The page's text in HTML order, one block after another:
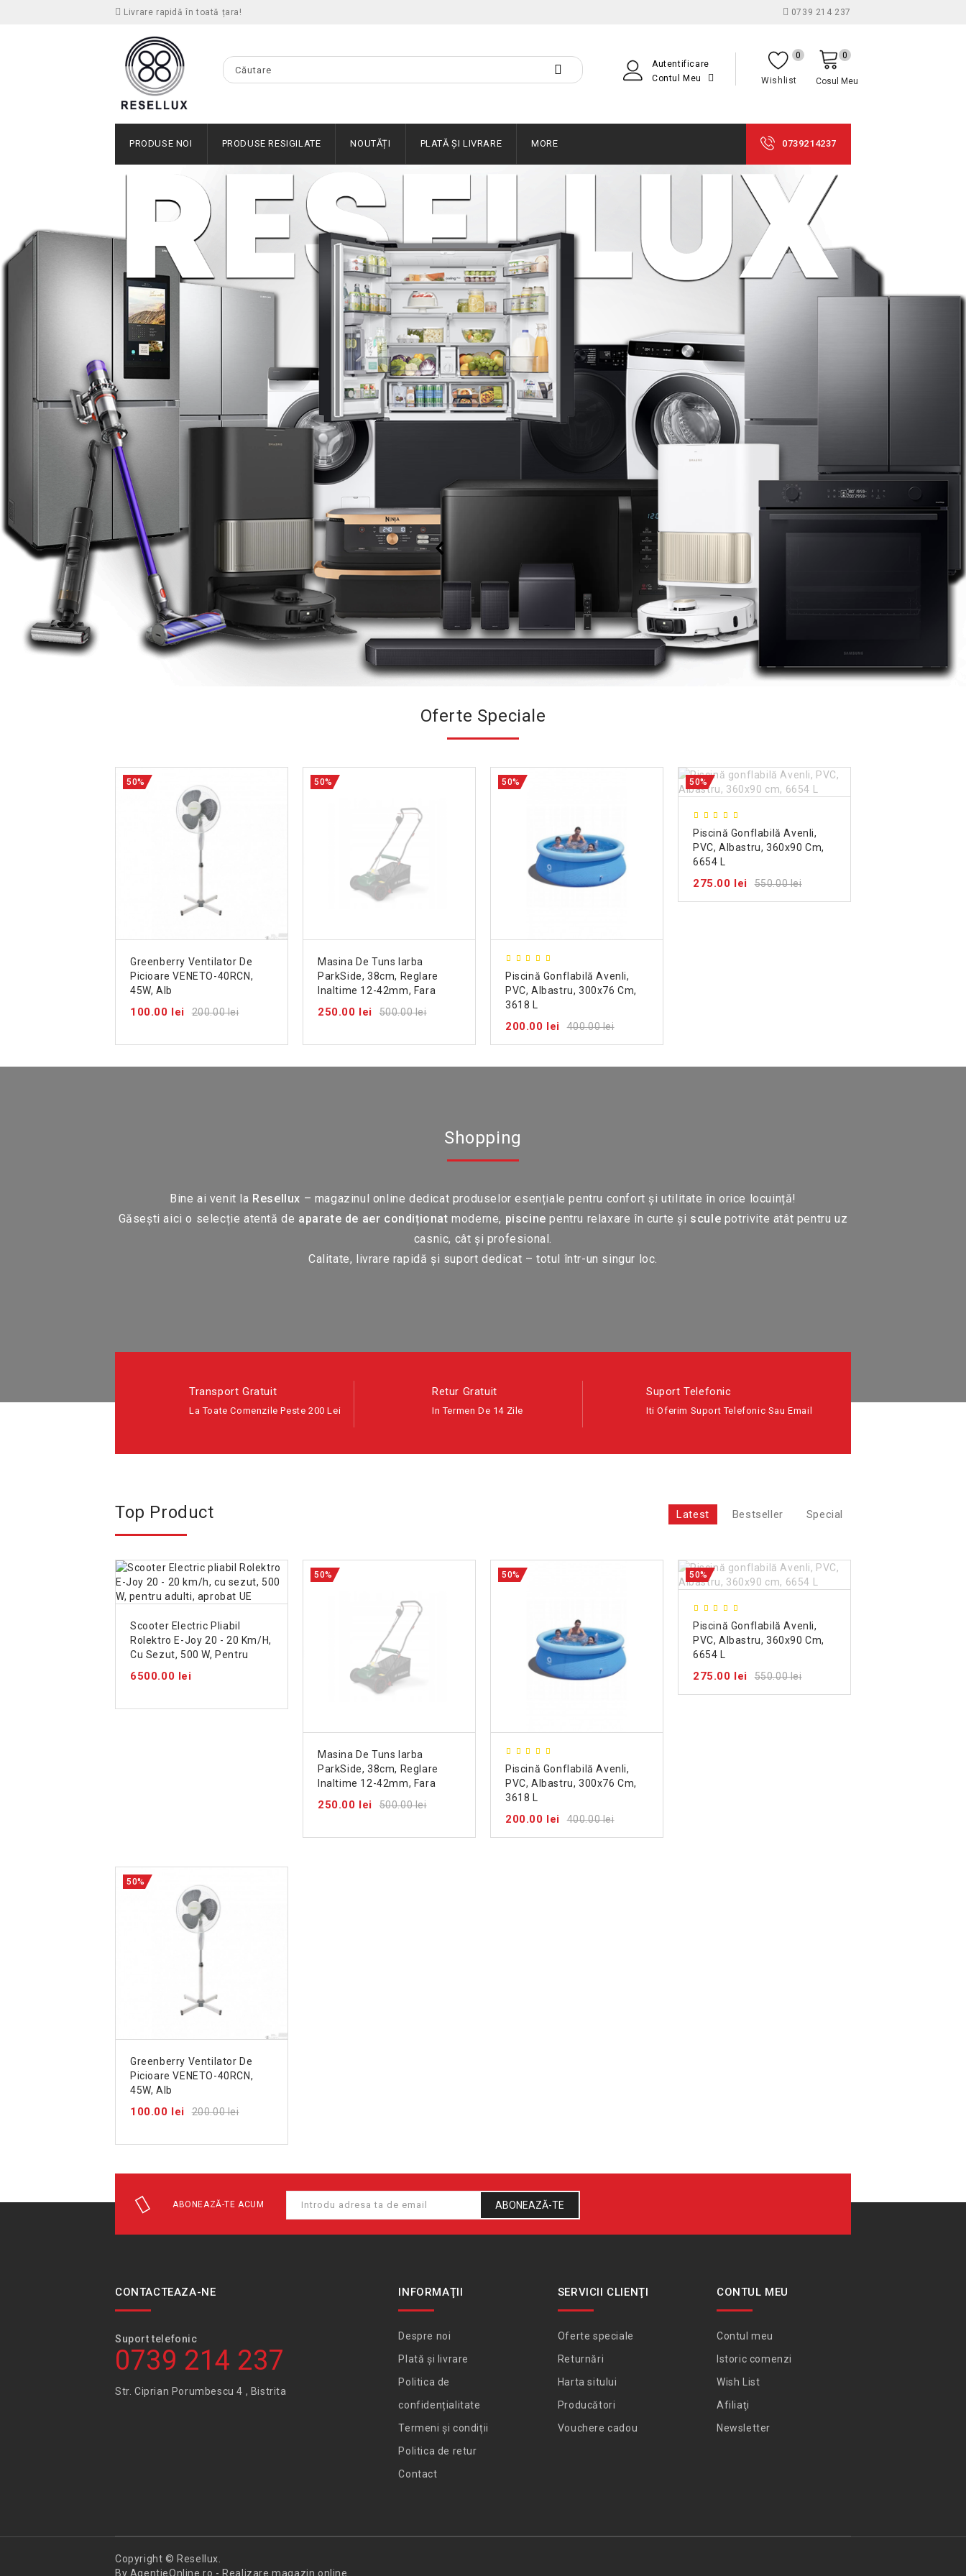
Livrare rapidă în toată țara! 0739 214 237
Autentificare
Contul Meu
0
Wishlist
0
Cosul Meu
PRODUSE NOI PRODUSE RESIGILATE NOUTĂȚI PLATĂ ȘI LIVRARE MORE 0739214237
Oferte Speciale
50%
Greenberry Ventilator De
Picioare VENETO-40RCN,
45W, Alb
100.00 lei 200.00 lei
50%
Masina De Tuns Iarba
ParkSide, 38cm, Reglare
Inaltime 12-42mm, Fara
250.00 lei 500.00 lei
50%
Piscină Gonflabilă Avenli,
PVC, Albastru, 300x76 Cm,
3618 L
200.00 lei 400.00 lei
50%
Piscină Gonflabilă Avenli,
PVC, Albastru, 360x90 Cm,
6654 L
275.00 lei 550.00 lei
Shopping
Bine ai venit la Resellux – magazinul online dedicat produselor esențiale pentru confort și utilitate în orice locuință!
Găsești aici o selecție atentă de aparate de aer condiționat moderne, piscine pentru relaxare în curte și scule potrivite atât pentru uz
casnic, cât și profesional.
Calitate, livrare rapidă și suport dedicat – totul într-un singur loc.
Transport Gratuit
La Toate Comenzile Peste 200 Lei
Retur Gratuit
In Termen De 14 Zile
Suport Telefonic
Iti Oferim Suport Telefonic Sau Email
Top Product Latest Bestseller Special
Scooter Electric Pliabil
Rolektro E-Joy 20 - 20 Km/h,
Cu Sezut, 500 W, Pentru
6500.00 lei
50%
Masina De Tuns Iarba
ParkSide, 38cm, Reglare
Inaltime 12-42mm, Fara
250.00 lei 500.00 lei
50%
Piscină Gonflabilă Avenli,
PVC, Albastru, 300x76 Cm,
3618 L
200.00 lei 400.00 lei
50%
Piscină Gonflabilă Avenli,
PVC, Albastru, 360x90 Cm,
6654 L
275.00 lei 550.00 lei
50%
Greenberry Ventilator De
Picioare VENETO-40RCN,
45W, Alb
100.00 lei 200.00 lei
ABONEAZĂ-TE ACUM ABONEAZĂ-TE
CONTACTEAZA-NE
Suport telefonic
0739 214 237
Str. Ciprian Porumbescu 4 , Bistrita
INFORMAŢII
Despre noi
Plată și livrare
Politica de
confidențialitate
Termeni și condiții
Politica de retur
Contact
SERVICII CLIENŢI
Oferte speciale
Returnări
Harta sitului
Producători
Vouchere cadou
CONTUL MEU
Contul meu
Istoric comenzi
Wish List
Afiliaţi
Newsletter
Copyright © Resellux.
By AgentieOnline.ro - Realizare magazin online